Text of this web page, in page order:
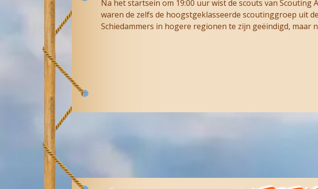
Na het startsein om 19:00 uur wist de scouts van
waren de zelfs de hoogstgeklasseerde scoutinggroep uit
Schiedammers in hogere regionen te zijn geëindigd, maar